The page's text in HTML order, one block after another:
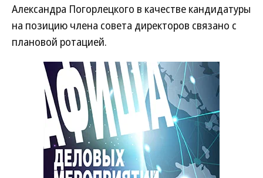
Александра Погорлецкого в качестве кандидатуры
на позицию члена совета директоров связано с
плановой ротацией.